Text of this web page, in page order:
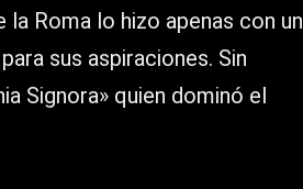
Roma lo hizo apenas con un
sus aspiraciones. Sin
Signora» quien dominó el